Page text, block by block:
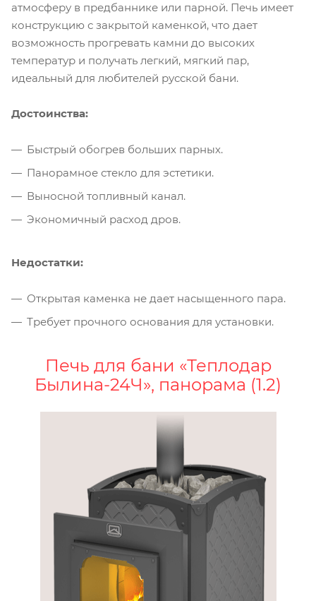
атмосферу в предбаннике или парной. Печь имеет
конструкцию с закрытой каменкой, что дает
возможность прогревать камни до высоких
температур и получать легкий, мягкий пар,
идеальный для любителей русской бани.
Достоинства:
Быстрый обогрев больших парных.
Панорамное стекло для эстетики.
Выносной топливный канал.
Экономичный расход дров.
Недостатки:
Открытая каменка не дает насыщенного пара.
Требует прочного основания для установки.
Печь для бани «Теплодар
Былина-24Ч», панорама (1.2)